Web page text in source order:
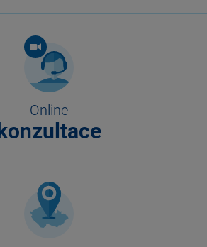
Online
konzultace